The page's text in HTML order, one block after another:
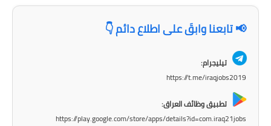
المرحلة المتوسطة
المرحلة الابتدائية
📢 تابعنا وابقَ على اطلاع دائم 👇
تيليجرام:
https://t.me/iraqjobs2019
تطبيق وظائف العراق:
https://play.google.com/store/apps/details?id=com.iraq21jobs